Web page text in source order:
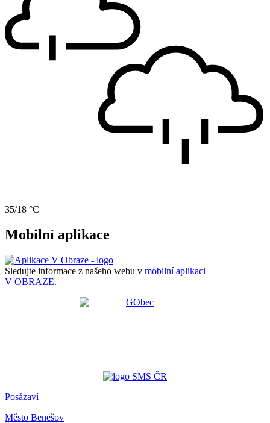
35/18 °C
Mobilní aplikace
Sledujte informace z našeho webu v mobilní aplikaci –
V OBRAZE.
Posázaví
Město Benešov